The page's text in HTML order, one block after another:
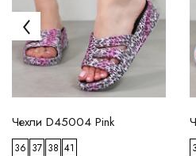
Чехли D45004 Pink
36 37 38 41